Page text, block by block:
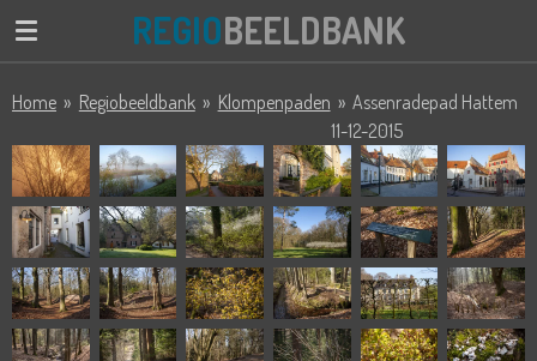
Ga
de
REGIOBEELDBANK
Home » Regiobeeldbank » Klompenpaden » Assenradepad Hattem
11-12-2015